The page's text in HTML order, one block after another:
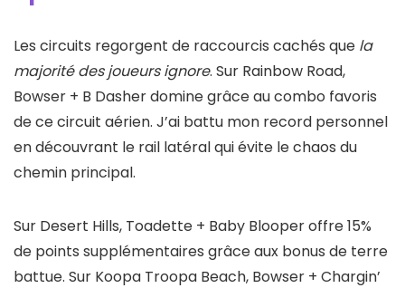
Les circuits regorgent de raccourcis cachés que la
majorité des joueurs ignore. Sur Rainbow Road,
Bowser + B Dasher domine grâce au combo favoris
de ce circuit aérien. J’ai battu mon record personnel
en découvrant le rail latéral qui évite le chaos du
chemin principal.
Sur Desert Hills, Toadette + Baby Blooper offre 15%
de points supplémentaires grâce aux bonus de terre
battue. Sur Koopa Troopa Beach, Bowser + Chargin’